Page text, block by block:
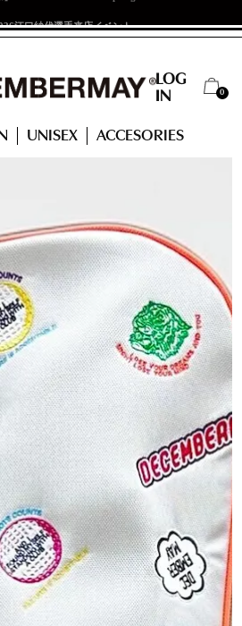
LOG
IN
0
UNISEX ACCESORIES
New！＞Embroidery Stand Caddy